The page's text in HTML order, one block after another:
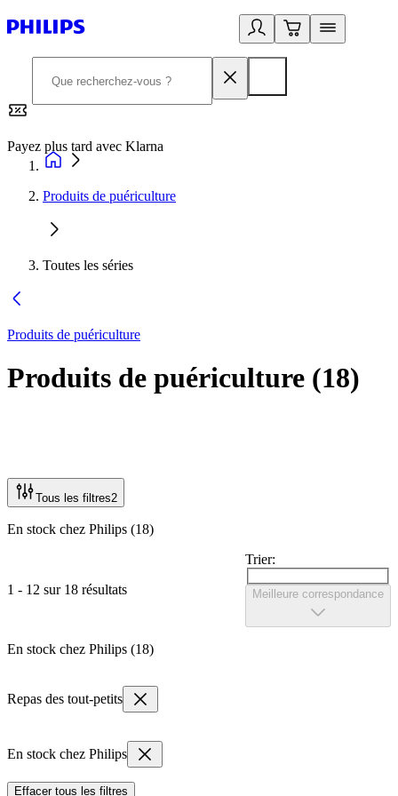
Payez plus tard avec Klarna
Produits de puériculture
Toutes les séries
Produits de puériculture
Produits de puériculture (18)
Tous les filtres2
En stock chez Philips (18)
1 - 12 sur 18 résultats
Trier:
Meilleure correspondance
En stock chez Philips (18)
Repas des tout-petits
En stock chez Philips
Effacer tous les filtres